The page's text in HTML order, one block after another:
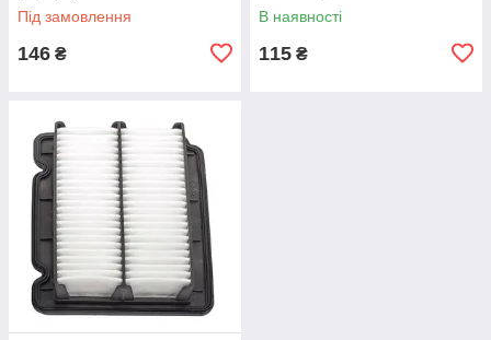
Під замовлення
146 ₴
В наявності
115 ₴